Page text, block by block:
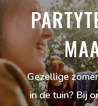
Gezellige
in de tuin? Bij